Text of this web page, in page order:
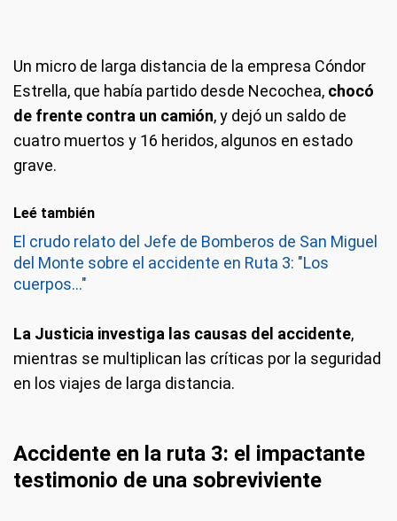
Un micro de larga distancia de la empresa Cóndor
Estrella, que había partido desde Necochea, chocó
de frente contra un camión, y dejó un saldo de
cuatro muertos y 16 heridos, algunos en estado
grave.
Leé también
El crudo relato del Jefe de Bomberos de San Miguel
del Monte sobre el accidente en Ruta 3: "Los
cuerpos..."
La Justicia investiga las causas del accidente,
mientras se multiplican las críticas por la seguridad
en los viajes de larga distancia.
Accidente en la ruta 3: el impactante
testimonio de una sobreviviente